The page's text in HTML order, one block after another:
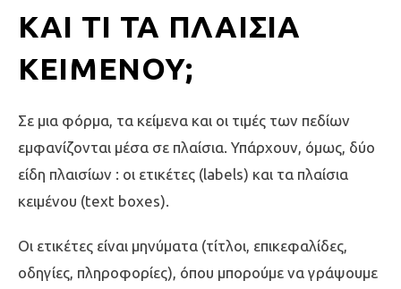
ΚΑΙ ΤΙ ΤΑ ΠΛΑΊΣΙΑ
ΚΕΙΜΈΝΟΥ;
Σε μια φόρμα, τα κείμενα και οι τιμές των πεδίων
εμφανίζονται μέσα σε πλαίσια. Υπάρχουν, όμως, δύο
είδη πλαισίων : οι ετικέτες (labels) και τα πλαίσια
κειμένου (text boxes).
Οι ετικέτες είναι μηνύματα (τίτλοι, επικεφαλίδες,
οδηγίες, πληροφορίες), όπου μπορούμε να γράψουμε